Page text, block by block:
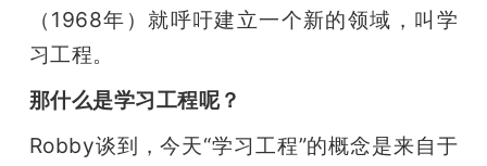
（1968年）就呼吁建立一个新的领域，叫学
习工程。
那什么是学习工程呢？
Robby谈到，今天“学习工程”的概念是来自于